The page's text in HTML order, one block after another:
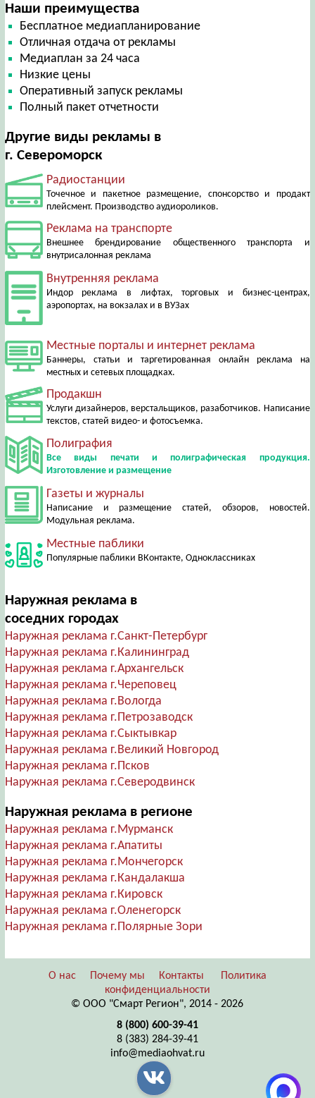
Наши преимущества
Бесплатное медиапланирование
Отличная отдача от рекламы
Медиаплан за 24 часа
Низкие цены
Оперативный запуск рекламы
Полный пакет отчетности
Другие виды рекламы в
г. Североморск
Радиостанции
Точечное и пакетное размещение, спонсорство и продакт
плейсмент. Производство аудиороликов.
Реклама на транспорте
Внешнее брендирование общественного транспорта и
внутрисалонная реклама
Внутренняя реклама
Индор реклама в лифтах, торговых и бизнес-центрах,
аэропортах, на вокзалах и в ВУЗах
Местные порталы и интернет реклама
Баннеры, статьи и таргетированная онлайн реклама на
местных и сетевых площадках.
Продакшн
Услуги дизайнеров, верстальщиков, разаботчиков. Написание
текстов, статей видео- и фотосъемка.
Полиграфия
Все виды печати и полиграфическая продукция.
Изготовление и размещение
Газеты и журналы
Написание и размещение статей, обзоров, новостей.
Модульная реклама.
Местные паблики
Популярные паблики ВКонтакте, Одноклассниках
Наружная реклама в
соседних городах
Наружная реклама г.Санкт-Петербург
Наружная реклама г.Калининград
Наружная реклама г.Архангельск
Наружная реклама г.Череповец
Наружная реклама г.Вологда
Наружная реклама г.Петрозаводск
Наружная реклама г.Сыктывкар
Наружная реклама г.Великий Новгород
Наружная реклама г.Псков
Наружная реклама г.Северодвинск
Наружная реклама в регионе
Наружная реклама г.Мурманск
Наружная реклама г.Апатиты
Наружная реклама г.Мончегорск
Наружная реклама г.Кандалакша
Наружная реклама г.Кировск
Наружная реклама г.Оленегорск
Наружная реклама г.Полярные Зори
О нас Почему мы Контакты
Политика
конфиденциальности
© ООО "Смарт Регион", 2014 - 2026
8 (800) 600-39-41
8 (383) 284-39-41
info@mediaohvat.ru